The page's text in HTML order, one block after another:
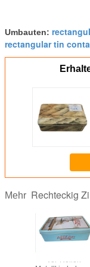
Umbauten:
rectangular tin
Mehr Rechteckig
Vor-Rollen-